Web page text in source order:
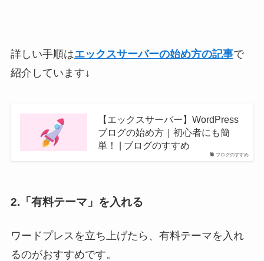
詳しい手順はエックスサーバーの始め方の記事で
紹介しています↓
ブログのすすめ
【エックスサーバー】WordPress
ブログの始め方｜初心者にも簡
単！ | ブログのすすめ
2.「有料テーマ」を入れる
ワードプレスを立ち上げたら、有料テーマを入れ
るのがおすすめです。